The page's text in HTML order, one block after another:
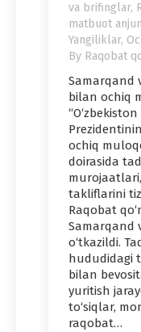
va brifinglar,
matbuot
Yangiliklar,
By Raqobat
Samarqand
bilan ochiq
ochiq
doirasida
takliflarini
Raqobat
Samarqand
o‘tkazildi.
hududidagi
bilan
yuritish
to‘siqlar,
raqobat…